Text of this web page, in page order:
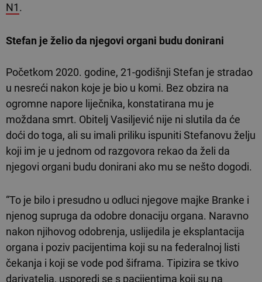
N1.
Stefan je želio da njegovi organi budu donirani
Početkom 2020. godine, 21-godišnji Stefan je stradao
u nesreći nakon koje je bio u komi. Bez obzira na
ogromne napore liječnika, konstatirana mu je
moždana smrt. Obitelj Vasiljević nije ni slutila da će
doći do toga, ali su imali priliku ispuniti Stefanovu želju
koji im je u jednom od razgovora rekao da želi da
njegovi organi budu donirani ako mu se nešto dogodi.
“To je bilo i presudno u odluci njegove majke Branke i
njenog supruga da odobre donaciju organa. Naravno
nakon njihovog odobrenja, uslijedila je eksplantacija
organa i poziv pacijentima koji su na federalnoj listi
čekanja i koji se vode pod šiframa. Tipizira se tkivo
darivatelja, usporedi se s pacijentima koji su na